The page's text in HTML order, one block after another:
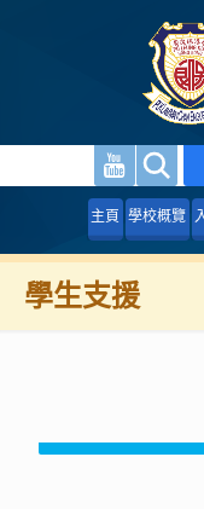
主頁 學校概覽
學生支援